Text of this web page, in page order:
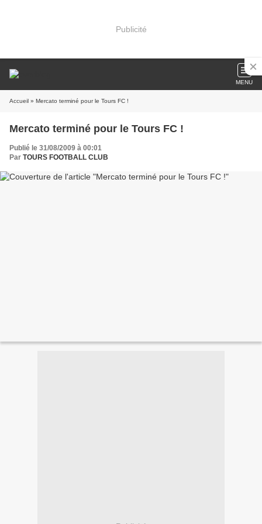
Publicité
MENU
Accueil » Mercato terminé pour le Tours FC !
Mercato terminé pour le Tours FC !
Publié le 31/08/2009 à 00:01
Par TOURS FOOTBALL CLUB